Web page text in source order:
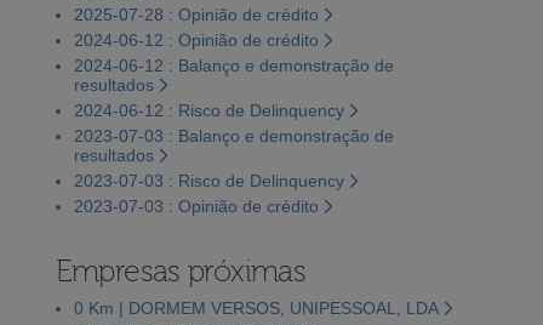
2025-07-28 : Opinião de crédito
2024-06-12 : Opinião de crédito
2024-06-12 : Balanço e demonstração de
resultados
2024-06-12 : Risco de Delinquency
2023-07-03 : Balanço e demonstração de
resultados
2023-07-03 : Risco de Delinquency
2023-07-03 : Opinião de crédito
Empresas próximas
0 Km | DORMEM VERSOS, UNIPESSOAL, LDA